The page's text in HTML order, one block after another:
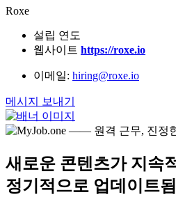
Roxe
설립 연도
웹사이트 https://roxe.io
이메일: hiring@roxe.io
메시지 보내기
새로운 콘텐츠가 지속
정기적으로 업데이트됨